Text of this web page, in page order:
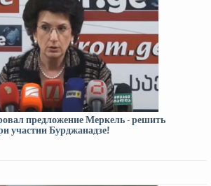
предложение Меркель - решить
участии Бурджанадзе!